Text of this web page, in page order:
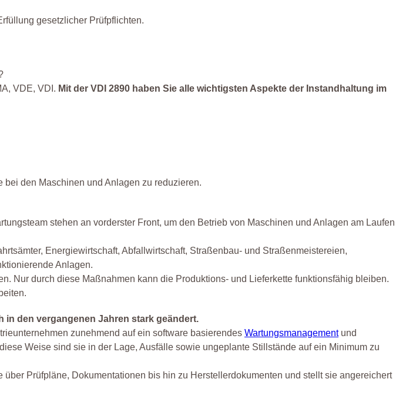
gesetzlicher Prüfpflichten.
VDE, VDI. Mit der VDI 2890 haben Sie alle wichtigsten Aspekte der Instandhaltung im
den Maschinen und Anlagen zu reduzieren.
stehen an vorderster Front, um den Betrieb von Maschinen und Anlagen am Laufen
Energiewirtschaft, Abfallwirtschaft, Straßenbau- und Straßenmeistereien,
Anlagen.
Nur durch diese Maßnahmen kann die Produktions- und Lieferkette funktionsfähig bleiben.
in den vergangenen Jahren stark geändert.
zunehmend auf ein software basierendes Wartungsmanagementund
Weise sind sie in der Lage, Ausfälle sowie ungeplante Stillstände auf ein Minimum zu
Prüfpläne, Dokumentationen bis hin zu Herstellerdokumenten und stellt sie angereichert